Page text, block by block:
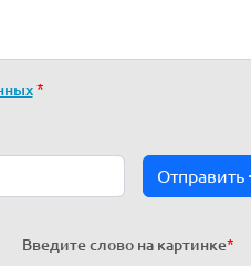
*
Отправить
Введите слово на картинке*